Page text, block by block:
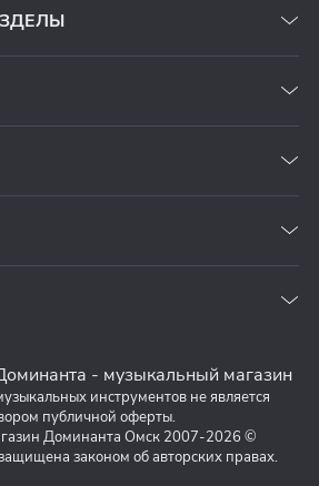
инструментов не является
публичной оферты.
Доминанта Омск 2007-2026 ©
законом об авторских правах.